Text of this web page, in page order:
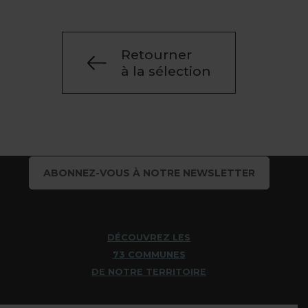
Retourner
à la sélection
ABONNEZ-VOUS À NOTRE NEWSLETTER
DÉCOUVREZ LES
73 COMMUNES
DE NOTRE TERRITOIRE